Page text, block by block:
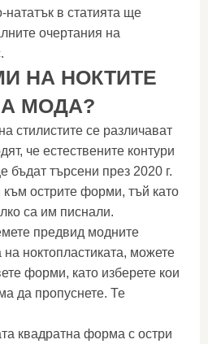
в статията ще
очертания на
НА НОКТИТЕ
МОДА?
стилистите се различават
че естествените контури
бъдат търсени през 2020 г.
към острите форми, тъй като
са им писнали.
предвид модните
ноктопластиката, можете
форми, като изберете кои
да пропуснете. Те
квадратна форма с остри